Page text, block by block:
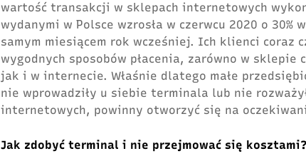
wartość transakcji w sklepach internetowych
wydanymi w Polsce wzrosła w czerwcu 2020 o 30%
samym miesiącem rok wcześniej. Ich klienci coraz
wygodnych sposobów płacenia, zarówno w sklepie
jak i w internecie. Właśnie dlatego małe
nie wprowadziły u siebie terminala lub nie
internetowych, powinny otworzyć się na
Jak zdobyć terminal i nie przejmować się kosztami?